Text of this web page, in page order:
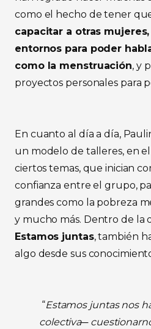
como el hecho de tener
capacitar a otras
entornos para poder
como la menstruación, y
proyectos personales para
En cuanto al día a día,
un modelo de talleres, en
ciertos temas, que inician
confianza entre el grupo,
grandes como la pobreza
y mucho más. Dentro de la
Estamos juntas, también
algo desde sus
“Estamos juntas nos
colectiva─